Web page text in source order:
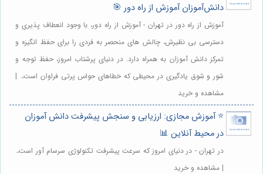
دانش‌آموزان آموزش از راه دور 🎯
آموزش از راه دور در تهران - آموزش از راه دور، با وجود انعطاف پذیری و
دسترسی بی نظیرش، چالش های منحصر به فردی را برای حفظ انگیزه و
تمرکز دانش آموزان به همراه دارد. در دنیای پرشتاب امروز، حفظ توجه و
شور و شوق یادگیری در محیطی که خطاهای حواس پرتی فراوان است،. |
مشاهده و خرید
⭐️ آموزش مجازی: ارزیابی و سنجش پیشرفت دانش آموزان
در محیط آنلاین 📊
در تهران - در دنیای امروز که سرعت پیشرفت تکنولوژی سرسام آور است،.
| مشاهده و خرید